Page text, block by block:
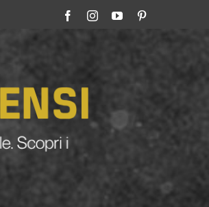
scade? Ecco perché la bomboletta può tradirti
Precedente